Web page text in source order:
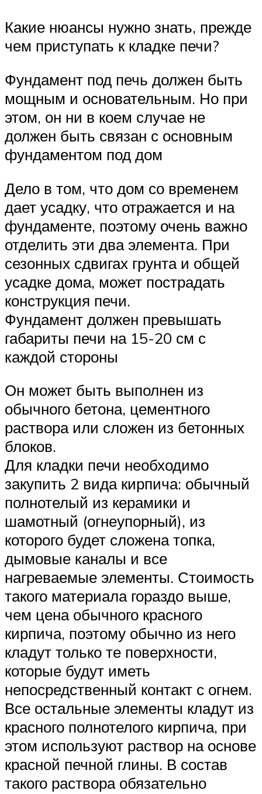
Какие нюансы нужно знать, прежде
чем приступать к кладке печи?
Фундамент под печь должен быть
мощным и основательным. Но при
этом, он ни в коем случае не
должен быть связан с основным
фундаментом под дом
Дело в том, что дом со временем
дает усадку, что отражается и на
фундаменте, поэтому очень важно
отделить эти два элемента. При
сезонных сдвигах грунта и общей
усадке дома, может пострадать
конструкция печи.
Фундамент должен превышать
габариты печи на 15-20 см с
каждой стороны
Он может быть выполнен из
обычного бетона, цементного
раствора или сложен из бетонных
блоков.
Для кладки печи необходимо
закупить 2 вида кирпича: обычный
полнотелый из керамики и
шамотный (огнеупорный), из
которого будет сложена топка,
дымовые каналы и все
нагреваемые элементы. Стоимость
такого материала гораздо выше,
чем цена обычного красного
кирпича, поэтому обычно из него
кладут только те поверхности,
которые будут иметь
непосредственный контакт с огнем.
Все остальные элементы кладут из
красного полнотелого кирпича, при
этом используют раствор на основе
красной печной глины. В состав
такого раствора обязательно